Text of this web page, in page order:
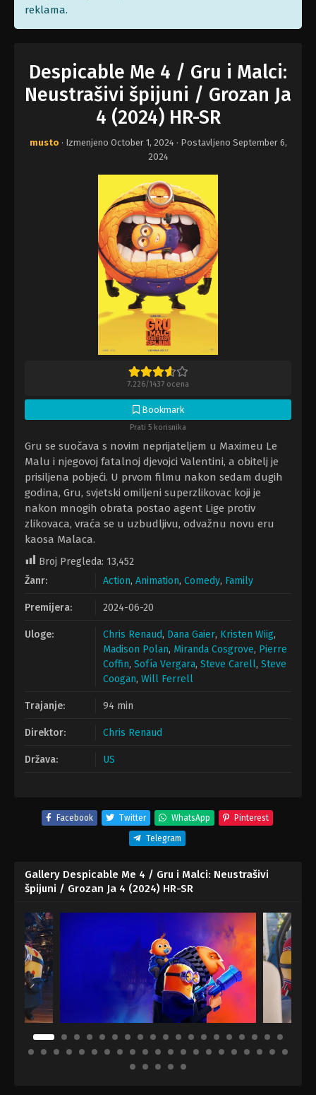
reklama.
Despicable Me 4 / Gru i Malci:
Neustrašivi špijuni / Grozan Ja
4 (2024) HR-SR
musto · Izmenjeno October 1, 2024· Postavljeno September 6,
2024
7.226/1437 ocena
Bookmark
Prati 5 korisnika
Gru se suočava s novim neprijateljem u Maximeu Le
Malu i njegovoj fatalnoj djevojci Valentini, a obitelj je
prisiljena pobjeći. U prvom filmu nakon sedam dugih
godina, Gru, svjetski omiljeni superzlikovac koji je
nakon mnogih obrata postao agent Lige protiv
zlikovaca, vraća se u uzbudljivu, odvažnu novu eru
kaosa Malaca.
Broj Pregleda: 13,452
Žanr:
Action, Animation, Comedy, Family
Premijera: 2024-06-20
Uloge: Chris Renaud, Dana Gaier, Kristen Wiig,
Madison Polan, Miranda Cosgrove, Pierre
Coffin, Sofía Vergara, Steve Carell, Steve
Coogan, Will Ferrell
Trajanje: 94 min
Direktor: Chris Renaud
Država: US
Facebook Twitter WhatsApp Pinterest
Telegram
Gallery Despicable Me 4 / Gru i Malci: Neustrašivi
špijuni / Grozan Ja 4 (2024) HR-SR